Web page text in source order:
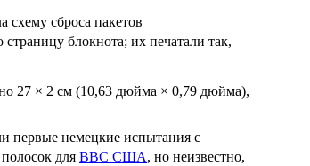
схему сброса пакетов
блокнота; их печатали так,
27 × 2 см (10,63 дюйма × 0,79 дюйма),
первые немецкие испытания с
полосок для ВВС США, но неизвестно,